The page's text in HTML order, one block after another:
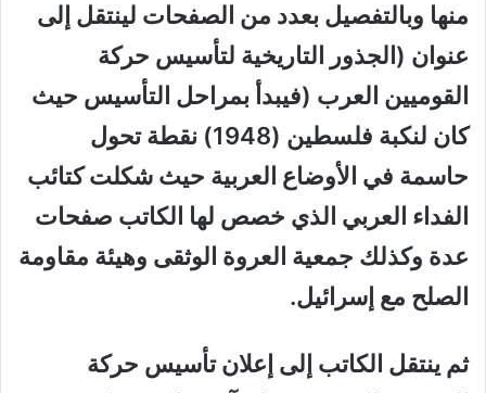
منها وبالتفصيل بعدد من الصفحات لينتقل إلى
عنوان (الجذور التاريخية لتأسيس حركة
القوميين العرب (فيبدأ بمراحل التأسيس حيث
كان لنكبة فلسطين (1948) نقطة تحول
حاسمة في الأوضاع العربية حيث شكلت كتائب
الفداء العربي الذي خصص لها الكاتب صفحات
عدة وكذلك جمعية العروة الوثقى وهيئة مقاومة
الصلح مع إسرائيل.
ثم ينتقل الكاتب إلى إعلان تأسيس حركة